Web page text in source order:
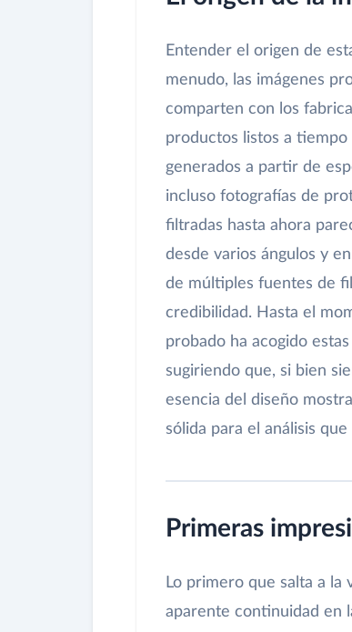
Entender el origen de
menudo, las imágenes
comparten con los
productos listos a
generados a partir de
incluso fotografías de
filtradas hasta ahora
desde varios ángulos y
de múltiples fuentes de
credibilidad. Hasta el
probado ha acogido
sugiriendo que, si bien
esencia del diseño
sólida para el análisis que
Primeras
Lo primero que salta a la
aparente continuidad en